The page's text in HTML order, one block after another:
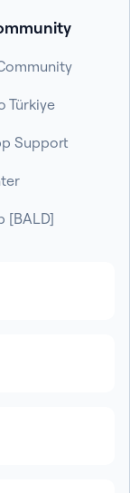
Support
[BALD]